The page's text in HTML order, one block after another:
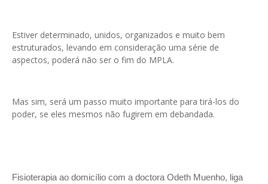
Estiver determinado, unidos, organizados e muito bem
estruturados, levando em consideração uma série de
aspectos, poderá não ser o fim do MPLA.
Mas sim, será um passo muito importante para tirá-los do
poder, se eles mesmos não fugirem em debandada.
Fisioterapia ao domicílio com a doctora Odeth Muenho, liga